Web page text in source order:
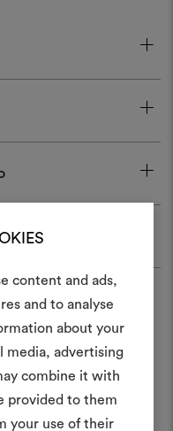
content and ads,
and to analyse
about your
media, advertising
combine it with
provided to them
your use of their
Crea
Uno strumento interattivo
e condividere le tue idee,